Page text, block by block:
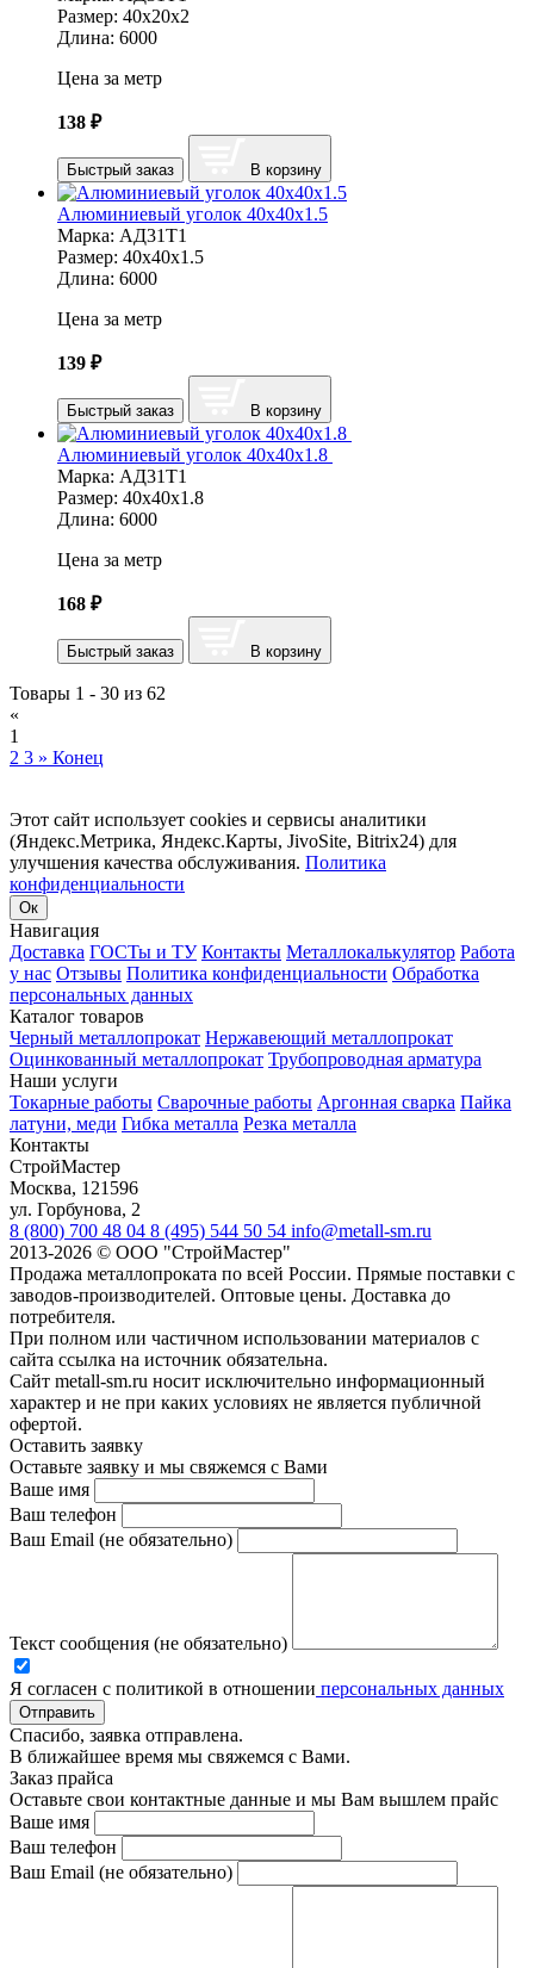
Размер: 40х20х2
Длина: 6000
Цена за метр
138 ₽
Быстрый заказ В корзину
Алюминиевый уголок 40х40х1.5
Марка: АД31Т1
Размер: 40х40х1.5
Длина: 6000
Цена за метр
139 ₽
Быстрый заказ В корзину
Алюминиевый уголок 40х40х1.8
Марка: АД31Т1
Размер: 40х40х1.8
Длина: 6000
Цена за метр
168 ₽
Быстрый заказ В корзину
Товары 1 - 30 из 62
«
1
2 3 » Конец
Этот сайт использует cookies и сервисы аналитики
(Яндекс.Метрика, Яндекс.Карты, JivoSite, Bitrix24) для
улучшения качества обслуживания. Политика
конфиденциальности
Ок
Навигация
Доставка ГОСТы и ТУ Контакты Металлокалькулятор Работа
у нас Отзывы Политика конфиденциальности Обработка
персональных данных
Каталог товаров
Черный металлопрокат Нержавеющий металлопрокат
Оцинкованный металлопрокат Трубопроводная арматура
Наши услуги
Токарные работы Сварочные работы Аргонная сварка Пайка
латуни, меди Гибка металла Резка металла
Контакты
СтройМастер
Москва, 121596
ул. Горбунова, 2
8 (800) 700 48 04 8 (495) 544 50 54 info@metall-sm.ru
2013-2026 © ООО "СтройМастер"
Продажа металлопроката по всей России. Прямые поставки с
заводов-производителей. Оптовые цены. Доставка до
потребителя.
При полном или частичном использовании материалов с
сайта ссылка на источник обязательна.
Сайт metall-sm.ru носит исключительно информационный
характер и не при каких условиях не является публичной
офертой.
Оставить заявку
Оставьте заявку и мы свяжемся с Вами
Ваше имя
Ваш телефон
Ваш Email (не обязательно)
Текст сообщения (не обязательно)
Я согласен с политикой в отношении персональных данных
Отправить
Спасибо, заявка отправлена.
В ближайшее время мы свяжемся с Вами.
Заказ прайса
Оставьте свои контактные данные и мы Вам вышлем прайс
Ваше имя
Ваш телефон
Ваш Email (не обязательно)